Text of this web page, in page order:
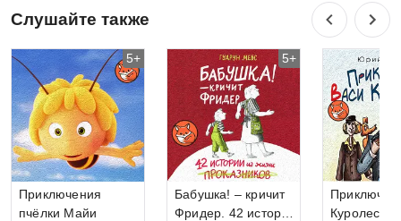
Слушайте также
Приключения
пчёлки Майи
5+
Бабушка! – кричит
Фридер. 42 истории
5+
Куролесова